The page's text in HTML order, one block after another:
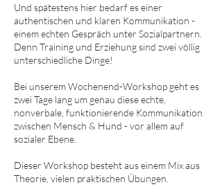
Und spätestens hier bedarf es einer
authentischen und klaren Kommunikation -
einem echten Gespräch unter Sozialpartnern.
Denn Training und Erziehung sind zwei völlig
unterschiedliche Dinge!
Bei unserem Wochenend-Workshop geht es
zwei Tage lang um genau diese echte,
nonverbale, funktionierende Kommunikation
zwischen Mensch & Hund - vor allem auf
sozialer Ebene.
Dieser Workshop besteht aus einem Mix aus
Theorie, vielen praktischen Übungen.